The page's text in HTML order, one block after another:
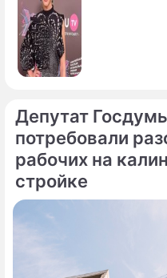
Депутат
потребовали
рабочих на
стройке